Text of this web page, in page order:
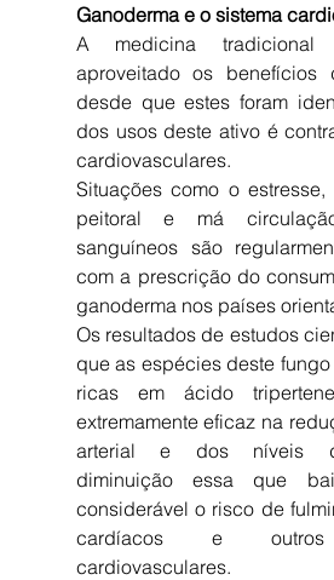
Ganoderma e o sistema
A medicina tradicional
aproveitado os benefícios
desde que estes foram
dos usos deste ativo é
cardiovasculares.
Situações como o
peitoral e má
sanguíneos são
com a prescrição do
ganoderma nos países
Os resultados de estudos
que as espécies deste
ricas em ácido
extremamente eficaz na
arterial e dos níveis
diminuição essa que
considerável o risco de
cardíacos e outros
cardiovasculares.